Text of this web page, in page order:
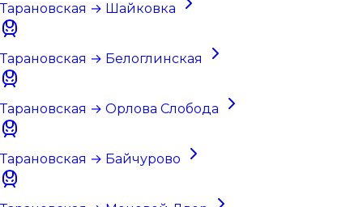
Тарановская → Шайковка
Тарановская → Белоглинская
Тарановская → Орлова Слобода
Тарановская → Байчурово